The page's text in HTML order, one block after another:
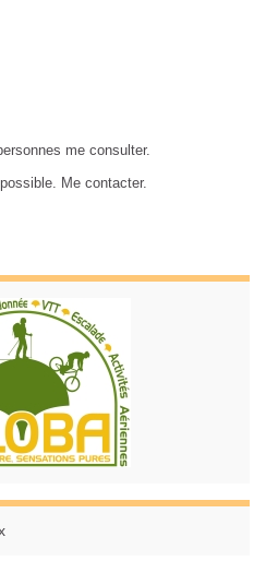
me consulter.
Me contacter.